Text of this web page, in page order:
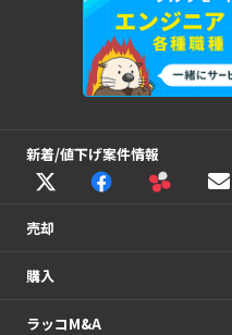
新着/値下げ案件情報
売却
購入
ラッコM&A